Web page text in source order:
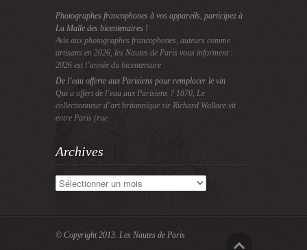
Photographes francophones à vos appareils, participez à
La Malle des bicentenaires !
Avis aux photographes francophones, auteurs comme
artisans en 2026, les Nautes de Paris vous informent :
2026 est l’année du bicentenaire
De l’eau offerte aux Parisiens pour remplacer le vin
Qui a offert de l’eau aux Parisiens ? 1870, Le
collectionneur d’art britannique sir Richard Wallace vit
entre Paris (rue
Archives
Archives
© Copyright 2013. Les Nautes de Paris